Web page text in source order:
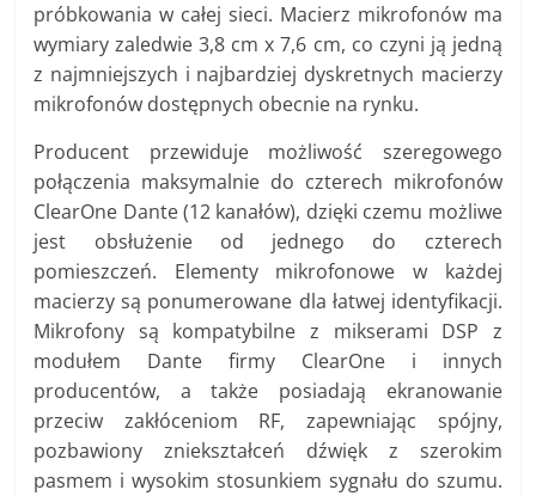
próbkowania w całej sieci. Macierz mikrofonów ma
wymiary zaledwie 3,8 cm x 7,6 cm, co czyni ją jedną
z najmniejszych i najbardziej dyskretnych macierzy
mikrofonów dostępnych obecnie na rynku.
Producent przewiduje możliwość szeregowego
połączenia maksymalnie do czterech mikrofonów
ClearOne Dante (12 kanałów), dzięki czemu możliwe
jest obsłużenie od jednego do czterech
pomieszczeń. Elementy mikrofonowe w każdej
macierzy są ponumerowane dla łatwej identyfikacji.
Mikrofony są kompatybilne z mikserami DSP z
modułem Dante firmy ClearOne i innych
producentów, a także posiadają ekranowanie
przeciw zakłóceniom RF, zapewniając spójny,
pozbawiony zniekształceń dźwięk z szerokim
pasmem i wysokim stosunkiem sygnału do szumu.